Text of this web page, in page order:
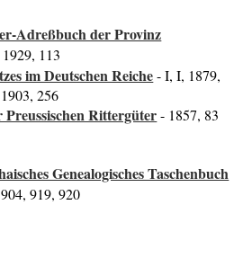
Adreßbuch der Provinz
113
im Deutschen Reiche- I, I, 1879,
256
Rittergüter- 1857, 83
Genealogisches Taschenbuch
919, 920